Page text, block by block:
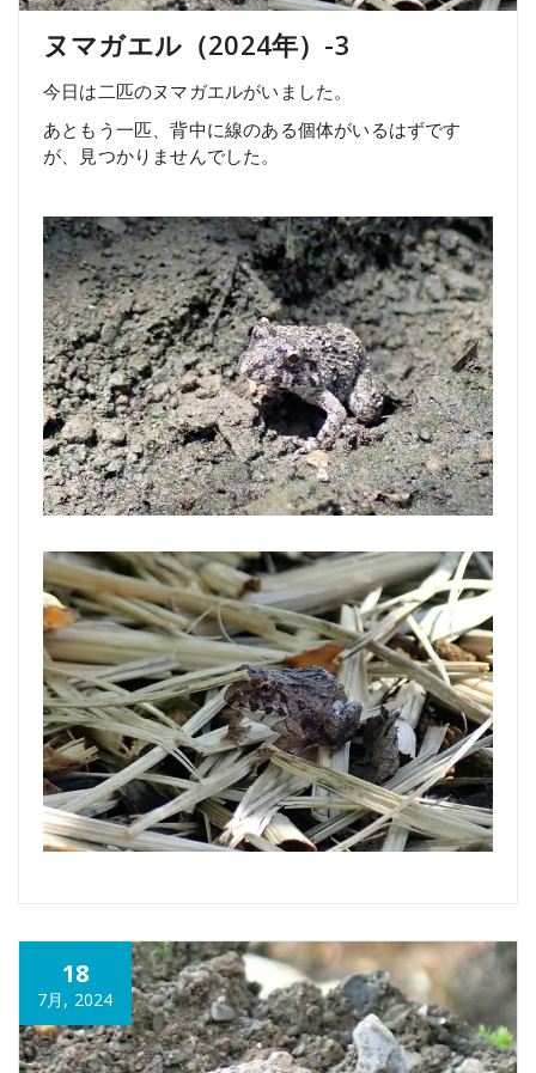
ヌマガエル（2024年）-3
今日は二匹のヌマガエルがいました。
あともう一匹、背中に線のある個体がいるはずです
が、見つかりませんでした。
18
7月, 2024